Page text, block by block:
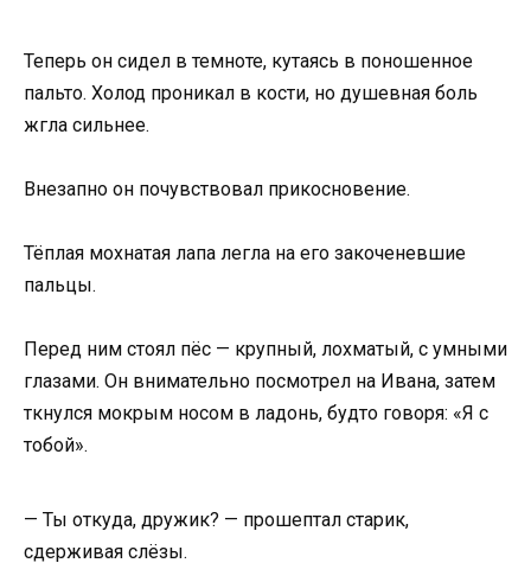
Теперь он сидел в темноте, кутаясь в поношенное
пальто. Холод проникал в кости, но душевная боль
жгла сильнее.
Внезапно он почувствовал прикосновение.
Тёплая мохнатая лапа легла на его закоченевшие
пальцы.
Перед ним стоял пёс — крупный, лохматый, с умными
глазами. Он внимательно посмотрел на Ивана, затем
ткнулся мокрым носом в ладонь, будто говоря: «Я с
тобой».
— Ты откуда, дружик? — прошептал старик,
сдерживая слёзы.